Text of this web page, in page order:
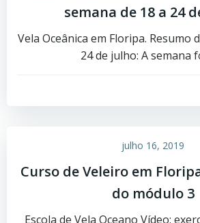
semana de 18 a 24
Vela Oceânica em Floripa. Resumo
24 de julho: A semana
julho 16, 2019
Curso de Veleiro em
do módulo 3
Escola de Vela Oceano Vídeo: